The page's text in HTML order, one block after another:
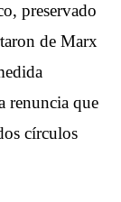
preservado
de Marx
renuncia que
círculos